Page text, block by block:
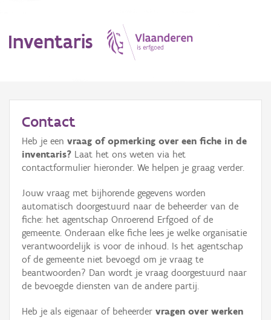
Inventaris
Erfgoedobject
Aanduidingsobject
Waarneming
Thema
Gebeurtenis
Persoon of collectief
Contact
Heb je een vraag of opmerking over een fiche in de
inventaris? Laat het ons weten via het
contactformulier hieronder. We helpen je graag verder.
Jouw vraag met bijhorende gegevens worden
automatisch doorgestuurd naar de beheerder van de
fiche: het agentschap Onroerend Erfgoed of de
gemeente. Onderaan elke fiche lees je welke organisatie
verantwoordelijk is voor de inhoud. Is het agentschap
of de gemeente niet bevoegd om je vraag te
beantwoorden? Dan wordt je vraag doorgestuurd naar
de bevoegde diensten van de andere partij.
Heb je als eigenaar of beheerder vragen over werken